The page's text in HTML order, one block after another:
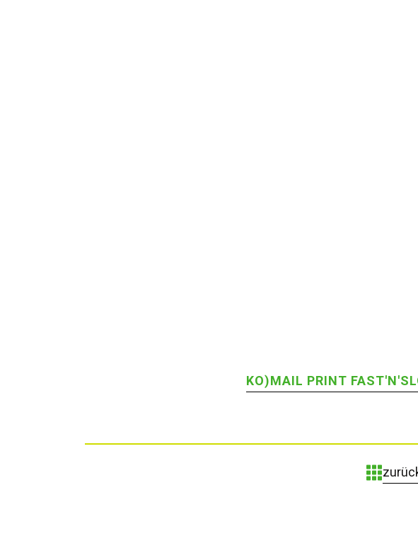
KO)MAIL PRINT